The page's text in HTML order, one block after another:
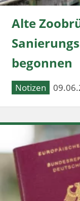
Alte
begonnen
Notizen